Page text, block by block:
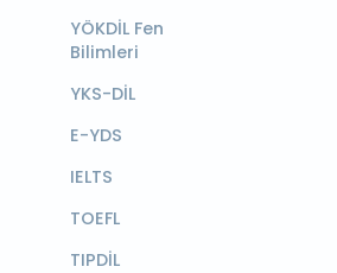
YÖKDİL Fen
Bilimleri
YKS-DİL
E-YDS
IELTS
TOEFL
TIPDİL